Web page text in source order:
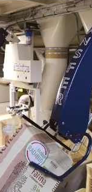
ENSACADORAS